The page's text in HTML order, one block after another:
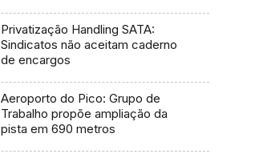
Privatização Handling SATA:
Sindicatos não aceitam caderno
de encargos
Aeroporto do Pico: Grupo de
Trabalho propõe ampliação da
pista em 690 metros